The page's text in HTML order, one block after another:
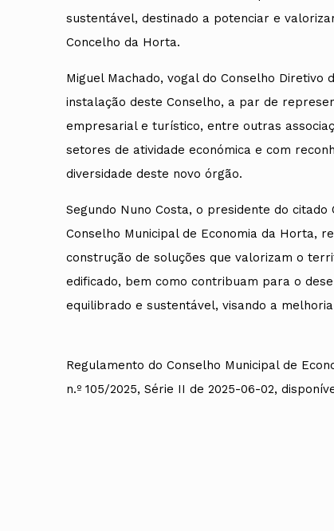
sustentável, destinado a potenciar e
Concelho da Horta.
Miguel Machado, vogal do Conselho Diretivo
instalação deste Conselho, a par de
empresarial e turístico, entre outras
setores de atividade económica e com
diversidade deste novo órgão.
Segundo Nuno Costa, o presidente do citado
Conselho Municipal de Economia da Horta,
construção de soluções que valorizam o
edificado, bem como contribuam para o
equilibrado e sustentável, visando a
Regulamento do Conselho Municipal de
n.º 105/2025, Série II de 2025-06-02,